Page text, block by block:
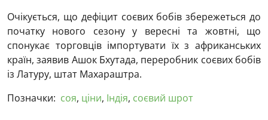
Очікується, що дефіцит соєвих бобів збережеться до
початку нового сезону у вересні та жовтні, що
спонукає торговців імпортувати їх з африканських
країн, заявив Ашок Бхутада, переробник соєвих бобів
із Латуру, штат Махараштра.
Позначки: соя, ціни, Індія, соєвий шрот